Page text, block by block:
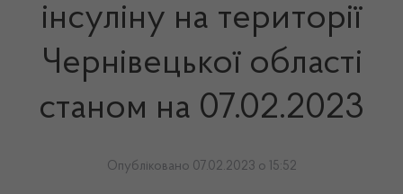
інсуліну на території
Чернівецької області
станом на 07.02.2023
Опубліковано 07.02.2023 о 15:52